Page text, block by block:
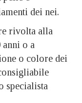
dei nei.
rivolta alla
o a
o colore dei
specialista